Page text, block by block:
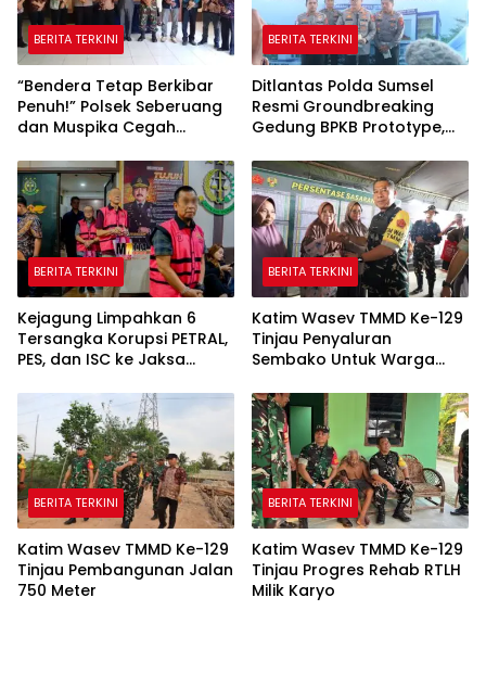
BERITA TERKINI
“Bendera Tetap Berkibar
Penuh!” Polsek Seberuang
dan Muspika Cegah
Setengah Tiang Jelang
HUT RI ke-81
BERITA TERKINI
Ditlantas Polda Sumsel
Resmi Groundbreaking
Gedung BPKB Prototype,
Desember 2026
BERITA TERKINI
Kejagung Limpahkan 6
Tersangka Korupsi PETRAL,
PES, dan ISC ke Jaksa
Tata Kelola Minyak Masuk
Tahap Penuntutan
BERITA TERKINI
Katim Wasev TMMD Ke-129
Tinjau Penyaluran
Sembako Untuk Warga
BERITA TERKINI
Katim Wasev TMMD Ke-129
Tinjau Pembangunan Jalan
750 Meter
BERITA TERKINI
Katim Wasev TMMD Ke-129
Tinjau Progres Rehab RTLH
Milik Karyo